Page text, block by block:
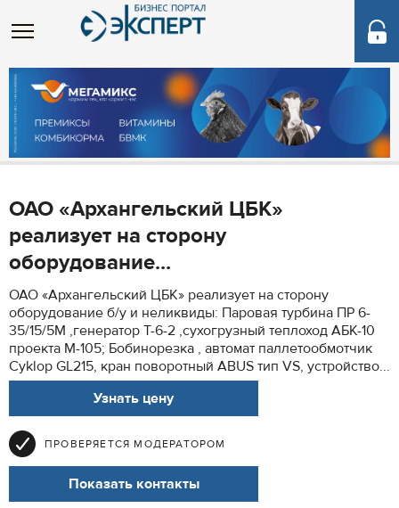
ОАО «Архангельский ЦБК»
реализует на сторону
оборудование...
ОАО «Архангельский ЦБК» реализует на сторону
оборудование б/у и неликвиды: Паровая турбина ПР 6-
35/15/5М ,генератор Т-6-2 ,сухогрузный теплоход АБК-10
проекта М-105; Бобинорезка , автомат паллетообмотчик
Cyklop GL215, кран поворотный ABUS тип VS, устройство...
Узнать цену
ПРОВЕРЯЕТСЯ МОДЕРАТОРОМ
Показать контакты